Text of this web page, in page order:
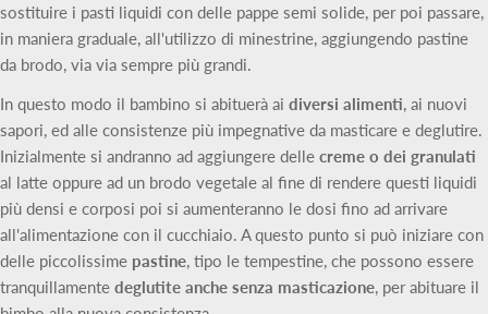
sostituire i pasti liquidi con delle pappe semi solide, per poi passare,
in maniera graduale, all'utilizzo di minestrine, aggiungendo pastine
da brodo, via via sempre più grandi.
In questo modo il bambino si abituerà ai diversi alimenti, ai nuovi
sapori, ed alle consistenze più impegnative da masticare e deglutire.
Inizialmente si andranno ad aggiungere delle creme o dei granulati
al latte oppure ad un brodo vegetale al fine di rendere questi liquidi
più densi e corposi poi si aumenteranno le dosi fino ad arrivare
all'alimentazione con il cucchiaio. A questo punto si può iniziare con
delle piccolissime pastine, tipo le tempestine, che possono essere
tranquillamente deglutite anche senza masticazione, per abituare il